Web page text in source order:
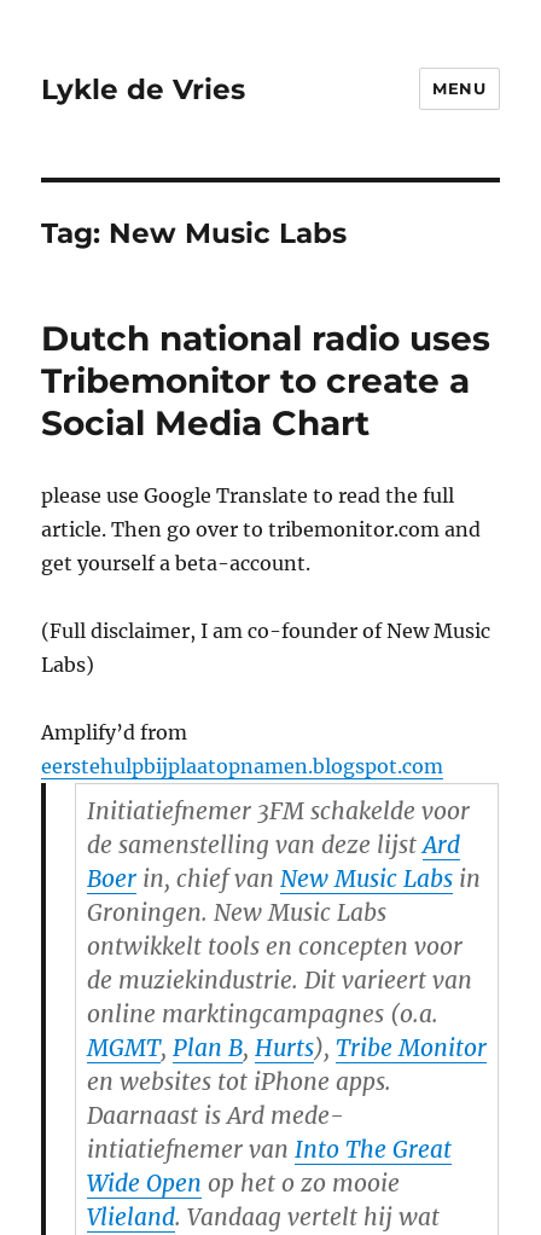
Lykle de Vries MENU
Tag: New Music Labs
Dutch national radio uses
Tribemonitor to create a
Social Media Chart
please use Google Translate to read the full
article. Then go over to tribemonitor.com and
get yourself a beta-account.
(Full disclaimer, I am co-founder of New Music
Labs)
Amplify’d from
eerstehulpbijplaatopnamen.blogspot.com
Initiatiefnemer 3FM schakelde voor
de samenstelling van deze lijstArd
Boerin, chiefvan New Music Labsin
Groningen. New Music Labs
ontwikkelt toolsen concepten voor
de muziekindustrie. Dit varieert van
online marktingcampagnes (o.a.
MGMT, Plan B, Hurts), Tribe Monitor
en websites tot iPhone apps.
Daarnaast is Ard mede-
intiatiefnemer van Into The Great
Wide Open op het o zo mooie
Vlieland. Vandaag vertelt hij wat